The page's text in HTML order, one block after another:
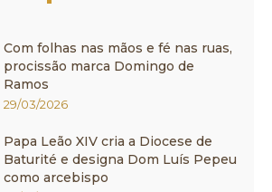
Com folhas nas mãos e fé nas ruas,
procissão marca Domingo de
Ramos
29/03/2026
Papa Leão XIV cria a Diocese de
Baturité e designa Dom Luís Pepeu
como arcebispo